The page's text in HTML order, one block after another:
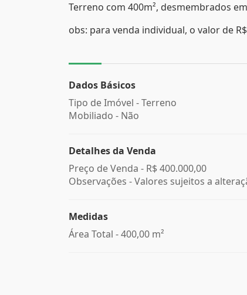
Terreno com 400m², desmembrados
obs: para venda individual, o valor de
Dados Básicos
Tipo de Imóvel - Terreno
Mobiliado - Não
Detalhes da Venda
Preço de Venda - R$ 400.000,00
Observações - Valores sujeitos a
Medidas
Área Total - 400,00 m²